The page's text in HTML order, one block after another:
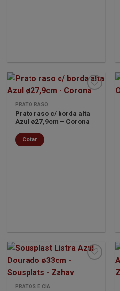
Minha
lista de
PRATO RASO
Prato raso c/ borda alta
Azul ø27,9cm – Corona
Cotar
PRATOS E CIA